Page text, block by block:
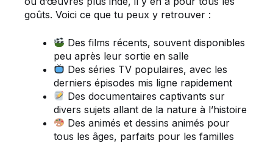
goûts. Voici ce que tu peux y retrouver :
Des films récents, souvent disponibles
peu après leur sortie en salle
Des séries TV populaires, avec les
derniers épisodes mis ligne rapidement
Des documentaires captivants sur
divers sujets allant de la nature à l’histoire
Des animés et dessins animés pour
tous les âges, parfaits pour les familles